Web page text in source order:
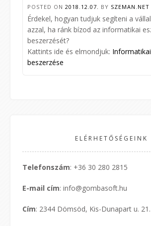
POSTED ON 2018.12.07. BY SZEMAN.NET
Érdekel, hogyan tudjuk segíteni a
azzal, ha ránk bízod az informatikai
beszerzését?
Kattints ide és elmondjuk:
beszerzése
ELÉRHETŐSÉGEINK
Telefonszám: +36 30 280 2815
E-mail cím: info@gombasoft.hu
Cím: 2344 Dömsöd, Kis-Dunapart u. 21.